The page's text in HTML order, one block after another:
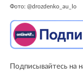
Фото: @drozdenko_au_lo
Подписывайтесь на